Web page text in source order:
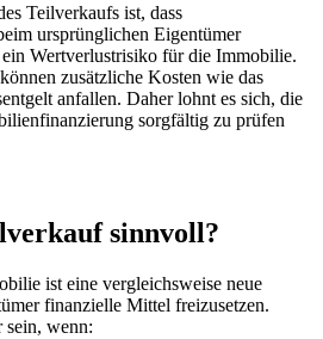
Teilverkaufs ist, dass
ursprünglichen Eigentümer
Wertverlustrisiko für die Immobilie.
zusätzliche Kosten wie das
anfallen. Daher lohnt es sich, die
sorgfältig zu prüfen
sinnvoll?
ist eine vergleichsweise neue
finanzielle Mittel freizusetzen.
sein, wenn: